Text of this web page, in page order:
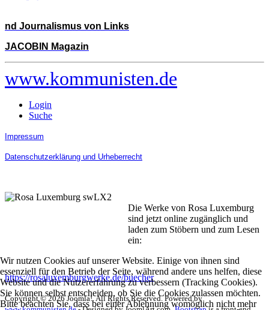
nd Journalismus von Links
JACOBIN Magazin
www.kommunisten.de
Login
Suche
Impressum
Datenschutzerklärung und Urheberrecht
Die Werke von Rosa Luxemburg
sind jetzt online zugänglich und
laden zum Stöbern und zum Lesen
ein:
https://rosaluxemburgwerke.de/buecher
Copyright © 2026 Joomla!. All Rights Reserved. Powered by
Wir nutzen Cookies auf unserer Website. Einige von ihnen sind
essenziell für den Betrieb der Seite, während andere uns helfen, diese
Website und die Nutzererfahrung zu verbessern (Tracking Cookies).
Sie können selbst entscheiden, ob Sie die Cookies zulassen möchten.
Bitte beachten Sie, dass bei einer Ablehnung womöglich nicht mehr